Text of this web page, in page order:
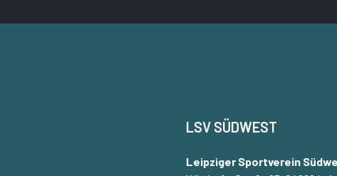
LSV SÜDWEST
Leipziger Sportverein